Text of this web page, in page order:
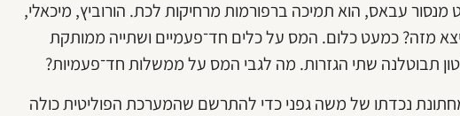
מנסור עבאס, הוא תמיכה ברפורמות מרחיקות לכת. הורוביץ, מיכאלי,
מזה? כמעט כלום. המס על כלים חד־פעמיים ושתייה ממותקת
תבוטלנה שתי הגזרות. מה לגבי המס על ממשלות חד־פעמיות?
נכדתו של משה גפני כדי להתרשם שהמערכת הפוליטית כולה